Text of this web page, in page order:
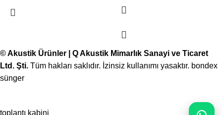
© Akustik Ürünler | Q Akustik Mimarlık Sanayi ve Ticaret
Ltd. Şti. Tüm hakları saklıdır. İzinsiz kullanımı yasaktır. bondex
sünger
toplantı kabini